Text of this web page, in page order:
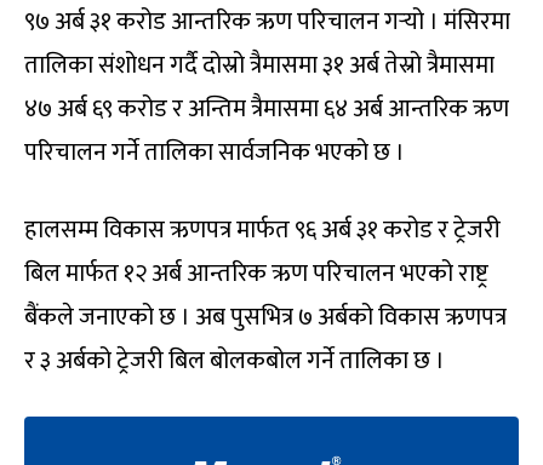
९७ अर्ब ३१ करोड आन्तरिक ऋण परिचालन गर्‍यो । मंसिरमा
तालिका संशोधन गर्दै दोस्रो त्रैमासमा ३१ अर्ब तेस्रो त्रैमासमा
४७ अर्ब ६९ करोड र अन्तिम त्रैमासमा ६४ अर्ब आन्तरिक ऋण
परिचालन गर्ने तालिका सार्वजनिक भएको छ ।
हालसम्म विकास ऋणपत्र मार्फत ९६ अर्ब ३१ करोड र ट्रेजरी
बिल मार्फत १२ अर्ब आन्तरिक ऋण परिचालन भएको राष्ट्र
बैंकले जनाएको छ । अब पुसभित्र ७ अर्बको विकास ऋणपत्र
र ३ अर्बको ट्रेजरी बिल बोलकबोल गर्ने तालिका छ ।